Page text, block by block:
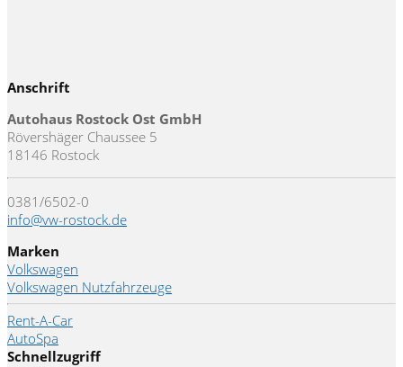
Anschrift
Autohaus Rostock Ost GmbH
Rövershäger Chaussee 5
18146 Rostock
0381/6502-0
info@vw-rostock.de
Marken
Volkswagen
Volkswagen Nutzfahrzeuge
Rent-A-Car
AutoSpa
Schnellzugriff